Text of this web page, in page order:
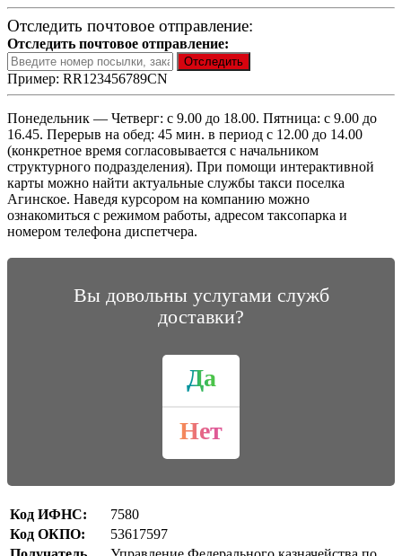
Отследить почтовое отправление:
Отследить почтовое отправление:
Пример: RR123456789CN
Понедельник — Четверг: с 9.00 до 18.00. Пятница: с 9.00 до
16.45. Перерыв на обед: 45 мин. в период с 12.00 до 14.00
(конкретное время согласовывается с начальником
структурного подразделения). При помощи интерактивной
карты можно найти актуальные службы такси поселка
Агинское. Наведя курсором на компанию можно
ознакомиться с режимом работы, адресом таксопарка и
номером телефона диспетчера.
Вы довольны услугами служб
доставки?
Да
Нет
Код ИФНС:
7580
Код ОКПО:
53617597